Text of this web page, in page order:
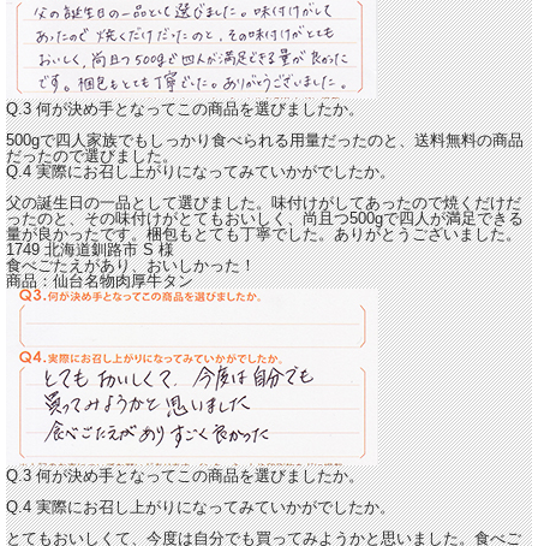
Q.3 何が決め手となってこの商品を選びましたか。
500gで四人家族でもしっかり食べられる用量だったのと、送料無料の商品
だったので選びました。
Q.4 実際にお召し上がりになってみていかがでしたか。
父の誕生日の一品として選びました。味付けがしてあったので焼くだけだ
ったのと、その味付けがとてもおいしく、尚且つ500gで四人が満足できる
量が良かったです。梱包もとても丁寧でした。ありがとうございました。
1749 北海道釧路市S様
食べごたえがあり、おいしかった！
商品：仙台名物肉厚牛タン
Q.3 何が決め手となってこの商品を選びましたか。
Q.4 実際にお召し上がりになってみていかがでしたか。
とてもおいしくて、今度は自分でも買ってみようかと思いました。食べご